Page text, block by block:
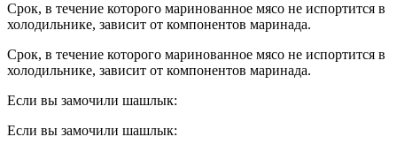
Срок, в течение которого маринованное мясо не испортится в
холодильнике, зависит от компонентов маринада.
Срок, в течение которого маринованное мясо не испортится в
холодильнике, зависит от компонентов маринада.
Если вы замочили шашлык:
Если вы замочили шашлык: